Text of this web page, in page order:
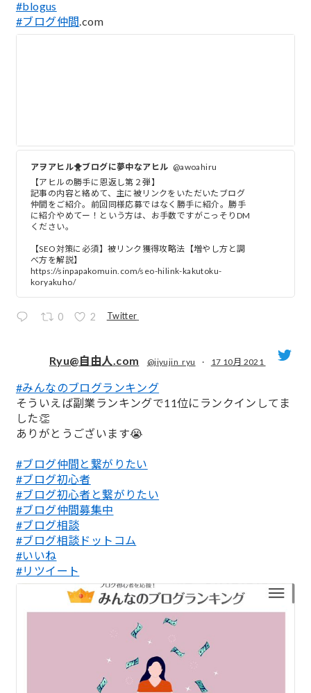
#blogus
#ブログ仲間.com
アヲアヒル🐥ブログに夢中なアヒル @awoahiru
【アヒルの勝手に恩返し第２弾】
記事の内容と絡めて、主に被リンクをいただいたブログ
仲間をご紹介。前回同様応募ではなく勝手に紹介。勝手
に紹介やめてー！という方は、お手数ですがこっそりDM
ください。
【SEO対策に必須】被リンク獲得攻略法【増やし方と調
べ方を解説】
https://sinpapakomuin.com/seo-hilink-kakutoku-
koryakuho/
0 2 Twitter
;
Ryu@自由人.com @jiyujin_ryu · 17 10月 2021
#みんなのブログランキング
そういえば副業ランキングで11位にランクインしてま
した👏
ありがとうございます😭
#ブログ仲間と繋がりたい
#ブログ初心者
#ブログ初心者と繋がりたい
#ブログ仲間募集中
#ブログ相談
#ブログ相談ドットコム
#いいね
#リツイート